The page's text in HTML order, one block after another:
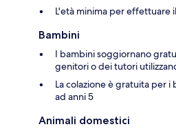
L'età minima per effettuare
Bambini
I bambini soggiornano
genitori o dei tutori
La colazione è gratuita per
ad anni 5
Animali domestici